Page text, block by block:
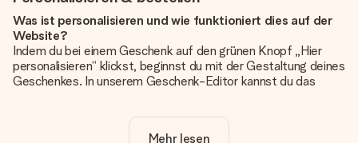
Was ist personalisieren und wie funktioniert dies auf der
Website?
Indem du bei einem Geschenk auf den grünen Knopf „Hier
personalisieren“ klickst, beginnst du mit der Gestaltung deines
Geschenkes. In unserem Geschenk-Editor kannst du das
noch eines unserer angebotenen Designs, um deinem
Mehr lesen